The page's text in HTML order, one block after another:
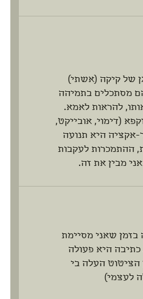
של קיקה (אשתי)
מסתכלים בתמיהה
להראות לאמא.
(דימוי, אובייקט,
אקציה היא תנועה
ההתמכרות לעקבות
מבין את זה.
שאני מסיימת
היא פעולה
הציטוט העלה בי
לעצמי)